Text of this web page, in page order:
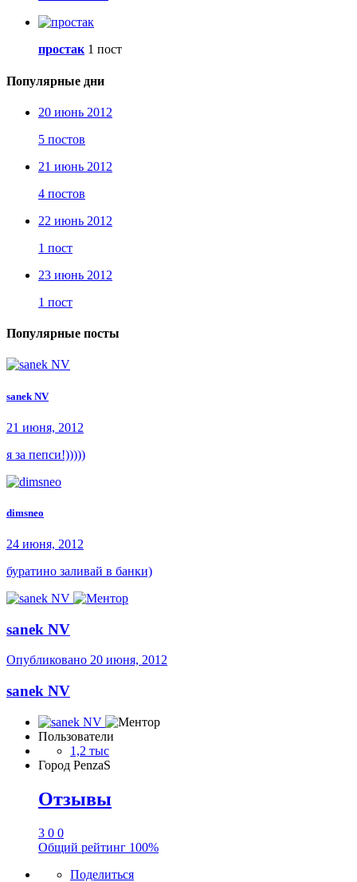
простак 1 пост
Популярные дни
20 июнь 2012
5 постов
21 июнь 2012
4 постов
22 июнь 2012
1 пост
23 июнь 2012
1 пост
Популярные посты
sanek NV
21 июня, 2012
я за пепси!)))))
dimsneo
24 июня, 2012
буратино заливай в банки)
sanek NV
Опубликовано 20 июня, 2012
sanek NV
Пользователи
1,2 тыс
Город PenzaS
Отзывы
3 0 0
Общий рейтинг 100%
Поделиться